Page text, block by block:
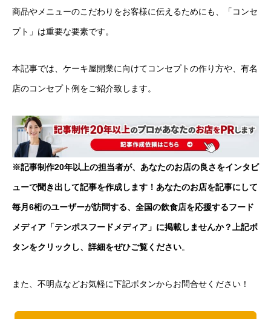
商品やメニューのこだわりをお客様に伝えるためにも、「コンセ
プト」は重要な要素です。
本記事では、ケーキ屋開業に向けてコンセプトの作り方や、有名
店のコンセプト例をご紹介致します。
※記事制作20年以上の担当者が、あなたのお店の良さをインタビ
ューで聞き出して記事を作成します！あなたのお店を記事にして
毎月6桁のユーザーが訪問する、全国の飲食店を応援するフード
メディア「テンポスフードメディア」に掲載しませんか？上記ボ
タンをクリックし、詳細をぜひご覧ください。
また、不明点などお気軽に下記ボタンからお問合せください！